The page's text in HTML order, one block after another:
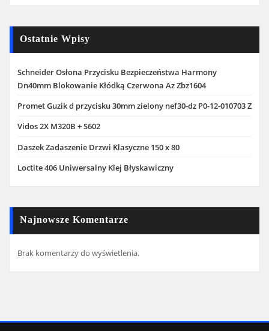
Ostatnie Wpisy
Schneider Osłona Przycisku Bezpieczeństwa Harmony
Dn40mm Blokowanie Kłódką Czerwona Az Zbz1604
Promet Guzik d przycisku 30mm zielony nef30-dz P0-12-010703 Z
Vidos 2X M320B + S602
Daszek Zadaszenie Drzwi Klasyczne 150 x 80
Loctite 406 Uniwersalny Klej Błyskawiczny
Najnowsze Komentarze
Brak komentarzy do wyświetlenia.